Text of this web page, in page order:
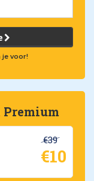
je voor!
Premium
€39
€10